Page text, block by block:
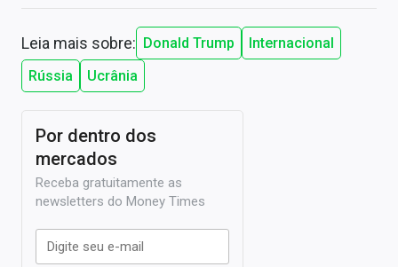
Leia mais sobre: Donald Trump
Internacional
Rússia
Ucrânia
Por dentro dos
mercados
Receba gratuitamente as
newsletters do Money Times